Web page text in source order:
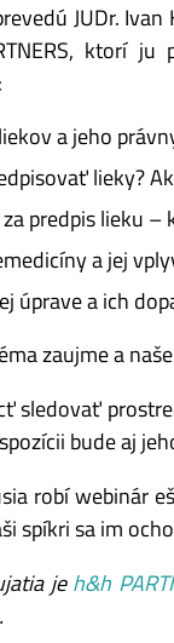
JUDr.
ktorí ju
a jeho
lieky?
predpis lieku
a jej
úprave a ich
zaujme a
sledovať
bude aj
robí webinár
spíkri sa im
jeh&h